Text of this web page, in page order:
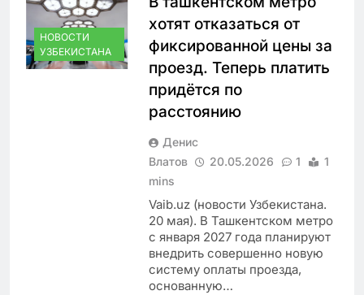
НОВОСТИ
УЗБЕКИСТАНА
хотят отказаться от
фиксированной цены за
проезд. Теперь платить
придётся по
расстоянию
Денис
Влатов
20.05.2026 1
1
mins
Vaib.uz (новости Узбекистана.
20 мая). В Ташкентском метро
с января 2027 года планируют
внедрить совершенно новую
систему оплаты проезда,
основанную…